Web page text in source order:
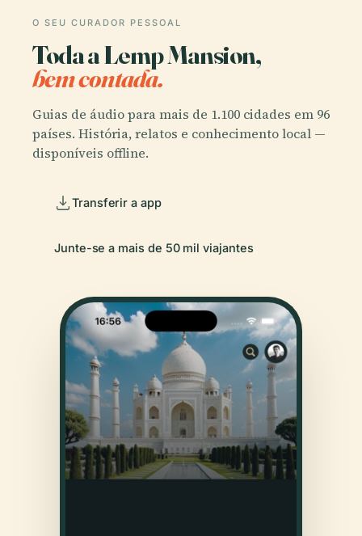
O SEU CURADOR PESSOAL
Toda a Lemp Mansion,
bem contada.
Guias de áudio para mais de 1.100 cidades em 96
países. História, relatos e conhecimento local —
disponíveis offline.
Transferir a app
Junte-se a mais de 50 mil viajantes